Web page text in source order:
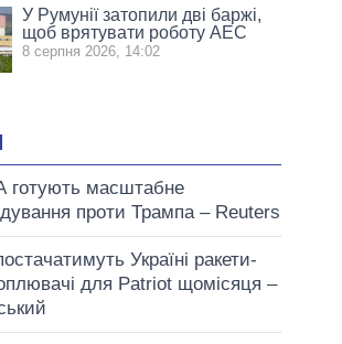
У Румунії затопили дві баржі,
щоб врятувати роботу АЕС
8 серпня 2026, 14:02
масштабне
проти Трампа – Reuters
Україні ракети-
для Patriot щомісяця –